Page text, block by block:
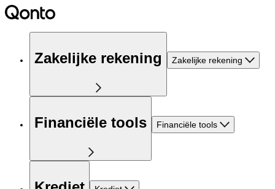
Zakelijke rekening Zakelijke rekening
Financiële tools Financiële tools